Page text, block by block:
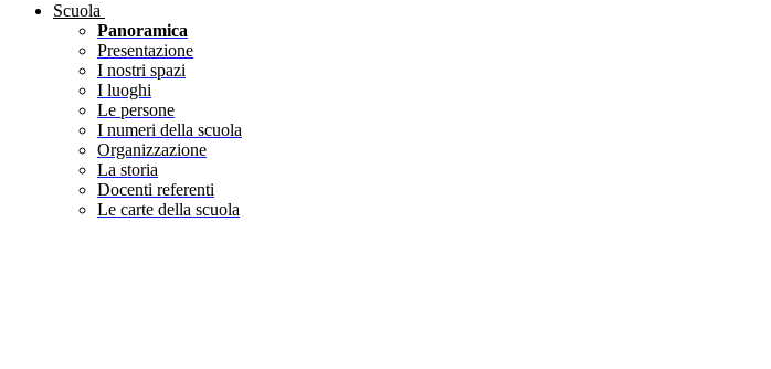
Scuola
Panoramica
Presentazione
I nostri spazi
I luoghi
Le persone
I numeri della scuola
Organizzazione
La storia
Docenti referenti
Le carte della scuola